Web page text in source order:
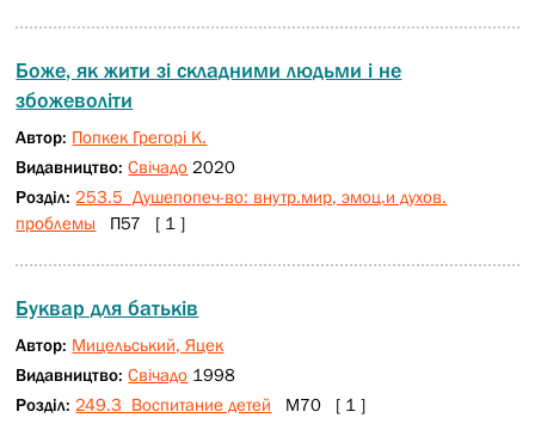
Боже, як жити зі складними людьми і не
збожеволіти
Автор: Попкек Грегорі К.
Видавництво:Свічадо 2020
Розділ: 253.5 Душепопеч-во: внутр.мир, эмоц.и духов.
проблемы П57 [ 1 ]
Буквар для батьків
Автор: Мицельський, Яцек
Видавництво:Свічадо 1998
Розділ: 249.3 Воспитание детей М70 [ 1 ]